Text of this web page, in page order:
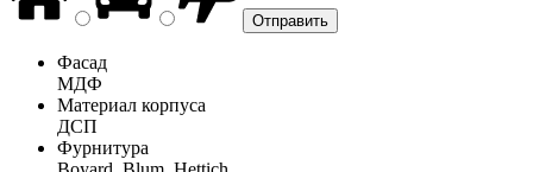
Фасад
МДФ
Материал корпуса
ДСП
Фурнитура